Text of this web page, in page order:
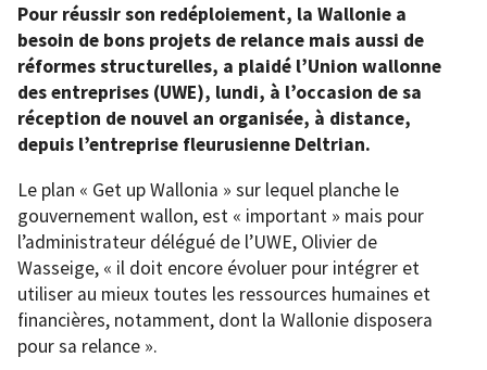
Pour réussir son redéploiement, la Wallonie a
besoin de bons projets de relance mais aussi de
réformes structurelles, a plaidé l’Union wallonne
des entreprises (UWE), lundi, à l’occasion de sa
réception de nouvel an organisée, à distance,
depuis l’entreprise fleurusienne Deltrian.
Le plan « Get up Wallonia » sur lequel planche le
gouvernement wallon, est « important » mais pour
l’administrateur délégué de l’UWE, Olivier de
Wasseige, « il doit encore évoluer pour intégrer et
utiliser au mieux toutes les ressources humaines et
financières, notamment, dont la Wallonie disposera
pour sa relance ».